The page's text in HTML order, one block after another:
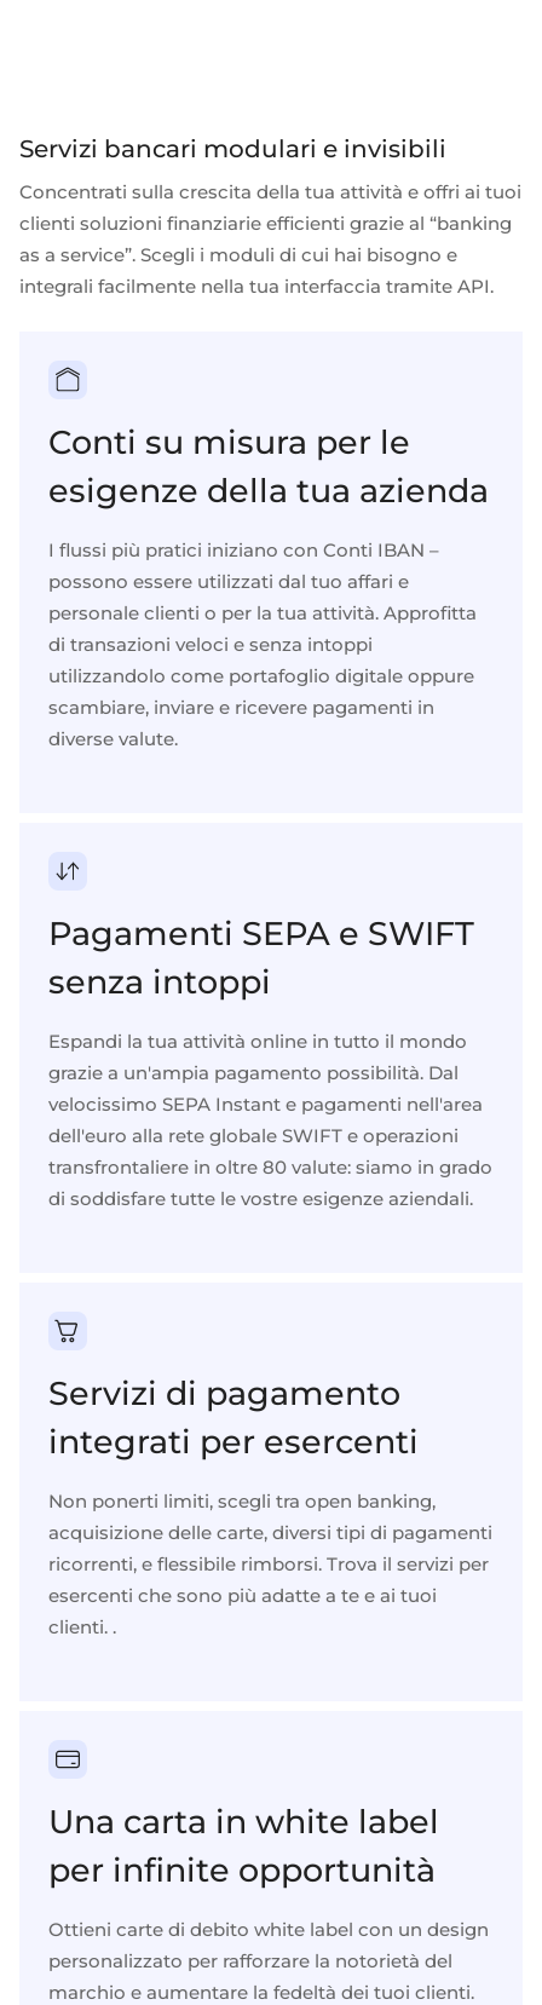
Servizi bancari modulari e invisibili
Concentrati sulla crescita della tua attività e offri ai tuoi
clienti soluzioni finanziarie efficienti grazie al “banking
as a service”. Scegli i moduli di cui hai bisogno e
integrali facilmente nella tua interfaccia tramite API.
Conti su misura per le
esigenze della tua azienda
I flussi più pratici iniziano con Conti IBAN –
possono essere utilizzati dal tuo affari e
personale clienti o per la tua attività. Approfitta
di transazioni veloci e senza intoppi
utilizzandolo come portafoglio digitale oppure
scambiare, inviare e ricevere pagamenti in
diverse valute.
Pagamenti SEPA e SWIFT
senza intoppi
Espandi la tua attività online in tutto il mondo
grazie a un'ampia pagamento possibilità. Dal
velocissimo SEPA Instant e pagamenti nell'area
dell'euro alla rete globale SWIFT e operazioni
transfrontaliere in oltre 80 valute: siamo in grado
di soddisfare tutte le vostre esigenze aziendali.
Una carta in white label
per infinite opportunità
Ottieni carte di debito white label con un design
personalizzato per rafforzare la notorietà del
marchio e aumentare la fedeltà dei tuoi clienti.
Servizi di pagamento
integrati per esercenti
Non ponerti limiti, scegli tra open banking,
acquisizione delle carte, diversi tipi di pagamenti
ricorrenti, e flessibile rimborsi. Trova il servizi per
esercenti che sono più adatte a te e ai tuoi
clienti. .